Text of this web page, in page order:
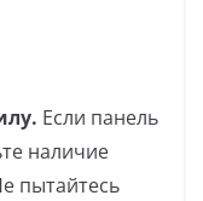
Если панель
наличие
пытайтесь